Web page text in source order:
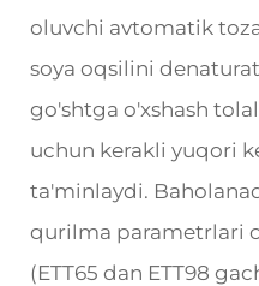
oluvchi avtomatik
soya oqsilini
go'shtga o'xshash
uchun kerakli yuqori
ta'minlaydi.
qurilma parametrlari
(ETT65 dan ETT98